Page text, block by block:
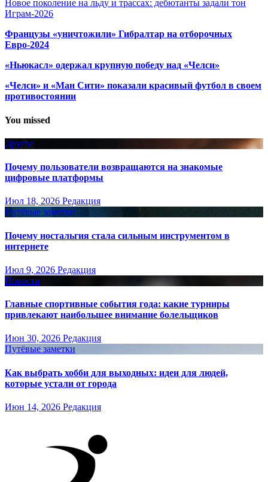
Новое поколение на льду и трассах: дебютанты задали тон
Играм-2026
Французы «уничтожили» Гибралтар на отборочных
Евро-2024
«Ньюкасл» одержал крупную победу над «Челси»
«Челси» и «Ман Сити» показали красивый футбол в своем
противостоянии
You missed
Другое
Почему пользователи возвращаются на знакомые
цифровые платформы
Июл 18, 2026 Редакция
Путёвые заметки
Почему ностальгия стала сильным инструментом в
интернете
Июл 9, 2026 Редакция
Новости
Главные спортивные события года: какие турниры
привлекают наибольшее внимание болельщиков
Июн 30, 2026 Редакция
Путёвые заметки
Как выбрать хобби для выходных: идеи для людей,
которые устали от города
Июн 14, 2026 Редакция